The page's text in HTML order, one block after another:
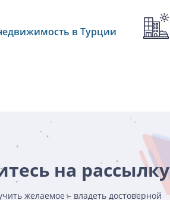
в Турции
на рассылку
желаемое – владеть достоверной